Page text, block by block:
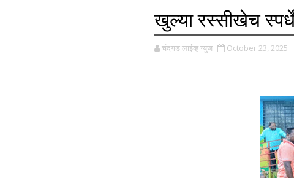
खुल्या रस्सीखेच
चंदगड लाईव्ह न्युज October 23, 2025